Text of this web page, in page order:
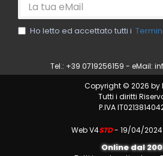
Ho letto ed accettato tutti i
Tel.: +39 0719256159 - eMail:
Copyright © 2026 by
Tutti i diritti
P.IVA
Web V4STD- 19/04/2024
Online dal